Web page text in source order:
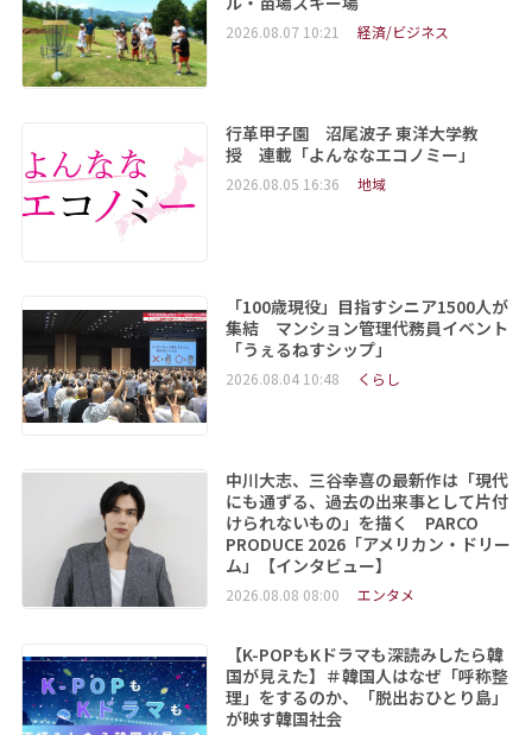
2026.08.07 10:21 経済/ビジネス
行革甲子園 沼尾波子 東洋大学教
授 連載「よんななエコノミー」
2026.08.05 16:36 地域
「100歳現役」目指すシニア1500人が
集結 マンション管理代務員イベント
「うぇるねすシップ」
2026.08.04 10:48 くらし
中川大志、三谷幸喜の最新作は「現代
にも通ずる、過去の出来事として片付
けられないもの」を描く PARCO
PRODUCE 2026「アメリカン・ドリー
ム」【インタビュー】
2026.08.08 08:00 エンタメ
【K-POPもKドラマも深読みしたら韓
国が見えた】＃韓国人はなぜ「呼称整
理」をするのか、「脱出おひとり島」
が映す韓国社会